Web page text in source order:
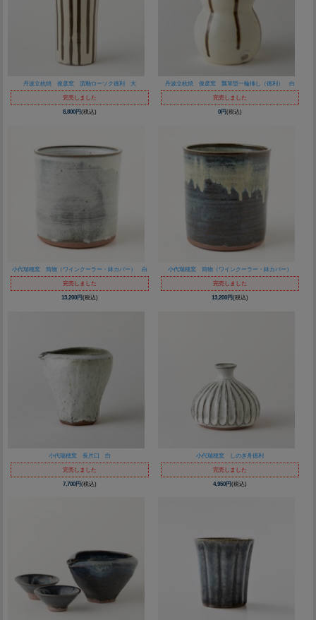
丹波立杭焼 俊彦窯 流釉ローソク徳利 大
完売しました
8,800円(税込)
丹波立杭焼 俊彦窯 瓢箪型一輪挿し（徳利） 白
完売しました
0円(税込)
小代瑞穂窯 筒物（ワインクーラー・鉢カバー） 白
完売しました
13,200円(税込)
小代瑞穂窯 筒物（ワインクーラー・鉢カバー）
完売しました
13,200円(税込)
小代瑞穂窯 長片口 白
完売しました
7,700円(税込)
小代瑞穂窯 しのぎ舟徳利
完売しました
4,950円(税込)